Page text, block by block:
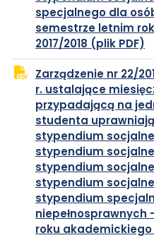
specjalnego dla
semestrze letnim
2017/2018 (plik PDF)
w
Zarządzenie nr 22/
r. ustalające
przypadającą na
studenta
stypendium
stypendium
stypendium
stypendium
stypendium
niepełnosprawnych
roku akademickiego